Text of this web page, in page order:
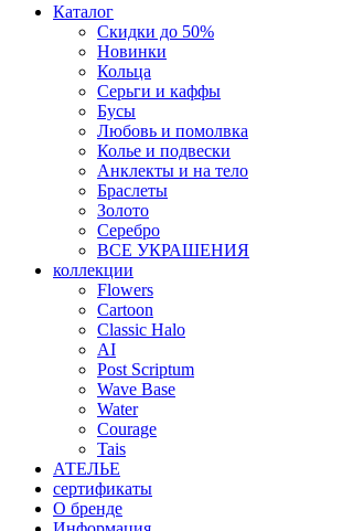
Каталог
Скидки до 50%
Новинки
Кольца
Серьги и каффы
Бусы
Любовь и помолвка
Колье и подвески
Анклекты и на тело
Браслеты
Золото
Серебро
ВСЕ УКРАШЕНИЯ
коллекции
Flowers
Cartoon
Classic Halo
AI
Post Scriptum
Wave Base
Water
Courage
Tais
АТЕЛЬЕ
сертификаты
О бренде